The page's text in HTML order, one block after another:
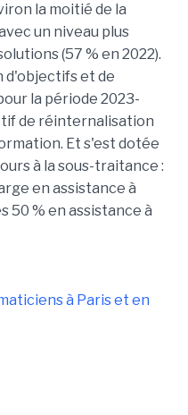
la moitié de la
un niveau plus
(57 % en 2022).
d'objectifs et de
la période 2023-
de réinternalisation
Et s'est dotée
à la sous-traitance :
en assistance à
50 % en assistance à
à Paris et en